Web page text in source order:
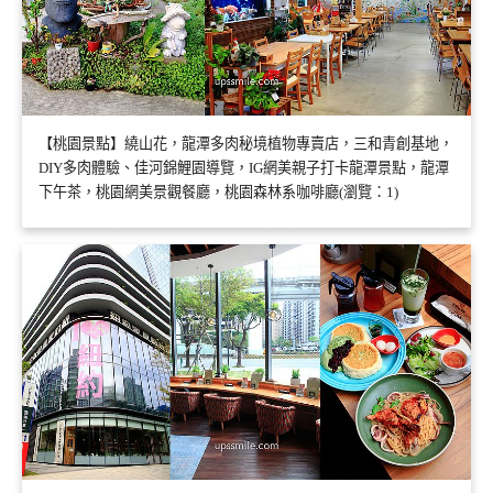
【桃園景點】繞山花，龍潭多肉秘境植物專賣店，三和青創基地，
DIY多肉體驗、佳河錦鯉園導覽，IG網美親子打卡龍潭景點，龍潭
下午茶，桃園網美景觀餐廳，桃園森林系咖啡廳(瀏覽：1)